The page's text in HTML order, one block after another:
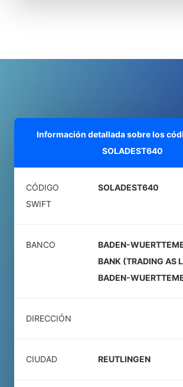
Información detallada sobre los
SOLADEST640
CÓDIGO
SWIFT
SOLADEST640
BANCO
BADEN-
BANK (TRADING AS
BADEN-
DIRECCIÓN
CIUDAD REUTLINGEN